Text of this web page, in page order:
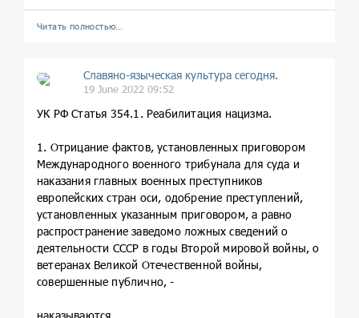
Читать полностью…
Славяно-языческая культура сегодня.
19 June 2022 09:52
УК РФ Статья 354.1. Реабилитация нацизма.
1. Отрицание фактов, установленных приговором
Международного военного трибунала для суда и
наказания главных военных преступников
европейских стран оси, одобрение преступлений,
установленных указанным приговором, а равно
распространение заведомо ложных сведений о
деятельности СССР в годы Второй мировой войны, о
ветеранах Великой Отечественной войны,
совершенные публично, -
наказываются.....